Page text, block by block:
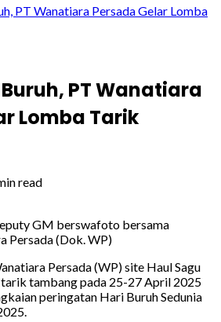
PT Wanatiara Persada Gelar Lomba
PT Wanatiara
Lomba Tarik
read
GM berswafoto bersama
Persada (Dok. WP)
Persada (WP) site Haul Sagu
tambang pada 25-27 April 2025
peringatan Hari Buruh Sedunia